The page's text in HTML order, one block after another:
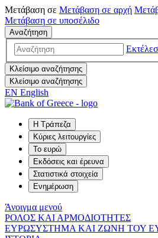
Μετάβαση σε Μετάβαση σε αρχή
Μετάβαση σε υποσέλιδο
Αναζήτηση
Κλείσιμο αναζήτησης
Κλείσιμο αναζήτησης
EN English
Η Τράπεζα
Κύριες λειτουργίες
Το ευρώ
Εκδόσεις και έρευνα
Στατιστικά στοιχεία
Ενημέρωση
Άνοιγμα μενού
ΡΟΛΟΣ ΚΑΙ ΑΡΜΟΔΙΟΤΗΤΕΣ
ΕΥΡΩΣΥΣΤΗΜΑ ΚΑΙ ΖΩΝΗ ΤΟΥ